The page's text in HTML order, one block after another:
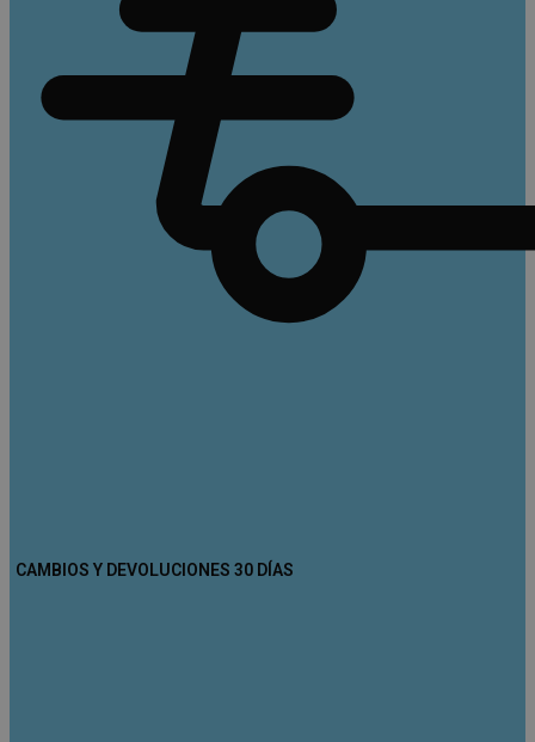
CAMBIOS Y DEVOLUCIONES 30 DÍAS